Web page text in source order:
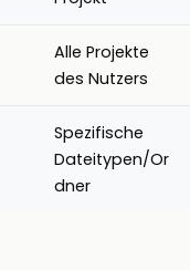
Alle Projekte
des Nutzers
Spezifische
Dateitypen/Or
dner